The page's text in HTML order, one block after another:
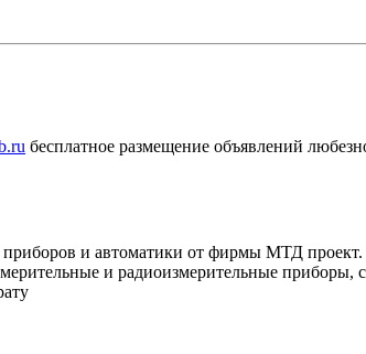
бесплатное размещение объявлений
и автоматики от фирмы МТД проект.
и радиоизмерительные